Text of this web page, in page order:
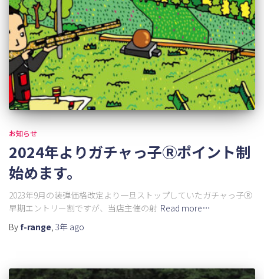
お知らせ
2024年よりガチャっ子Ⓡポイント制
始めます。
2023年9月の装弾価格改定より一旦ストップしていたガチャっ子Ⓡ
早期エントリー割ですが、当店主催の射 Read more…
By f-range, 3年 ago